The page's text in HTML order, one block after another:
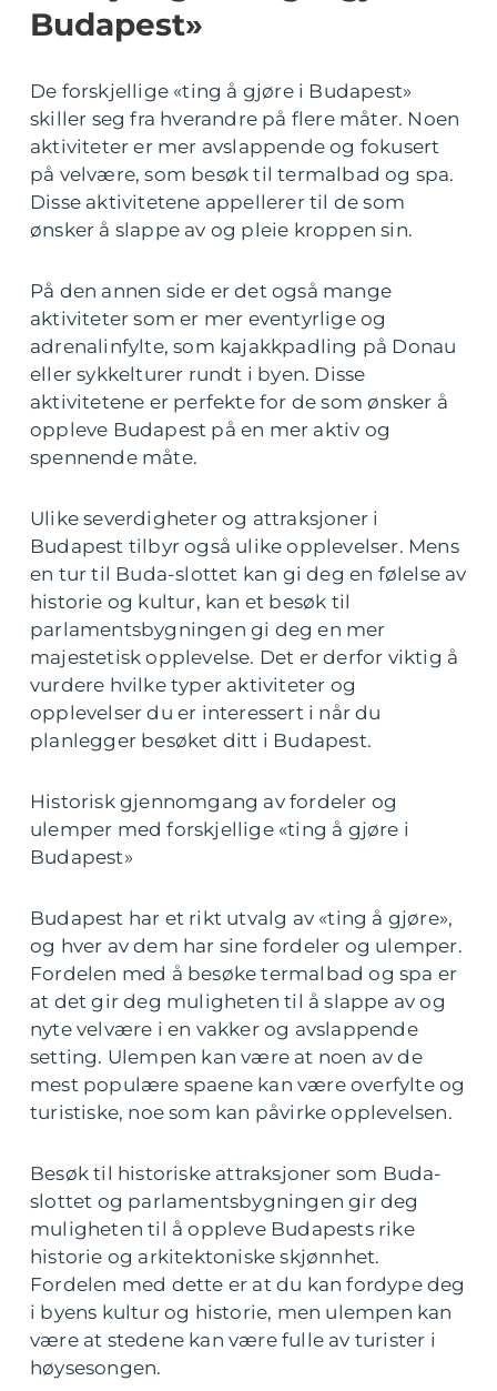
Budapest»
De forskjellige «ting å gjøre i Budapest»
skiller seg fra hverandre på flere måter. Noen
aktiviteter er mer avslappende og fokusert
på velvære, som besøk til termalbad og spa.
Disse aktivitetene appellerer til de som
ønsker å slappe av og pleie kroppen sin.
På den annen side er det også mange
aktiviteter som er mer eventyrlige og
adrenalinfylte, som kajakkpadling på Donau
eller sykkelturer rundt i byen. Disse
aktivitetene er perfekte for de som ønsker å
oppleve Budapest på en mer aktiv og
spennende måte.
Ulike severdigheter og attraksjoner i
Budapest tilbyr også ulike opplevelser. Mens
en tur til Buda-slottet kan gi deg en følelse av
historie og kultur, kan et besøk til
parlamentsbygningen gi deg en mer
majestetisk opplevelse. Det er derfor viktig å
vurdere hvilke typer aktiviteter og
opplevelser du er interessert i når du
planlegger besøket ditt i Budapest.
Historisk gjennomgang av fordeler og
ulemper med forskjellige «ting å gjøre i
Budapest»
Budapest har et rikt utvalg av «ting å gjøre»,
og hver av dem har sine fordeler og ulemper.
Fordelen med å besøke termalbad og spa er
at det gir deg muligheten til å slappe av og
nyte velvære i en vakker og avslappende
setting. Ulempen kan være at noen av de
mest populære spaene kan være overfylte og
turistiske, noe som kan påvirke opplevelsen.
Besøk til historiske attraksjoner som Buda-
slottet og parlamentsbygningen gir deg
muligheten til å oppleve Budapests rike
historie og arkitektoniske skjønnhet.
Fordelen med dette er at du kan fordype deg
i byens kultur og historie, men ulempen kan
være at stedene kan være fulle av turister i
høysesongen.